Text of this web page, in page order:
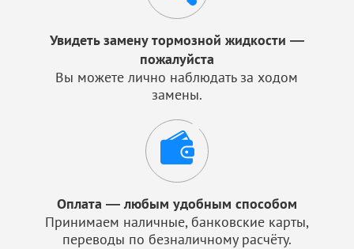
Увидеть замену тормозной жидкости —
пожалуйста
Вы можете лично наблюдать за ходом
замены.
Оплата — любым удобным способом
Принимаем наличные, банковские карты,
переводы по безналичному расчёту.